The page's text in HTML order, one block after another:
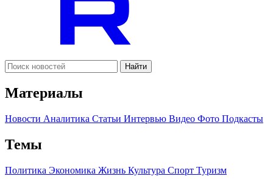
Найти
Материалы
Новости Аналитика Статьи Интервью Видео Фото Подкасты
Темы
Политика Экономика Жизнь Культура Спорт Туризм